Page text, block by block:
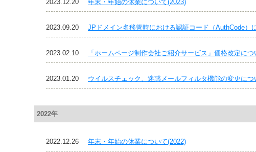
2023.12.20 年末・年始の休業について(2023)
2023.09.20 JPドメイン名移管時における認証コード（AuthCode）
2023.02.10 「ホームページ制作会社ご紹介サービス」価格改定につ
2023.01.20 ウイルスチェック、迷惑メールフィルタ機能の変更につ
2022年
2022.12.26 年末・年始の休業について(2022)